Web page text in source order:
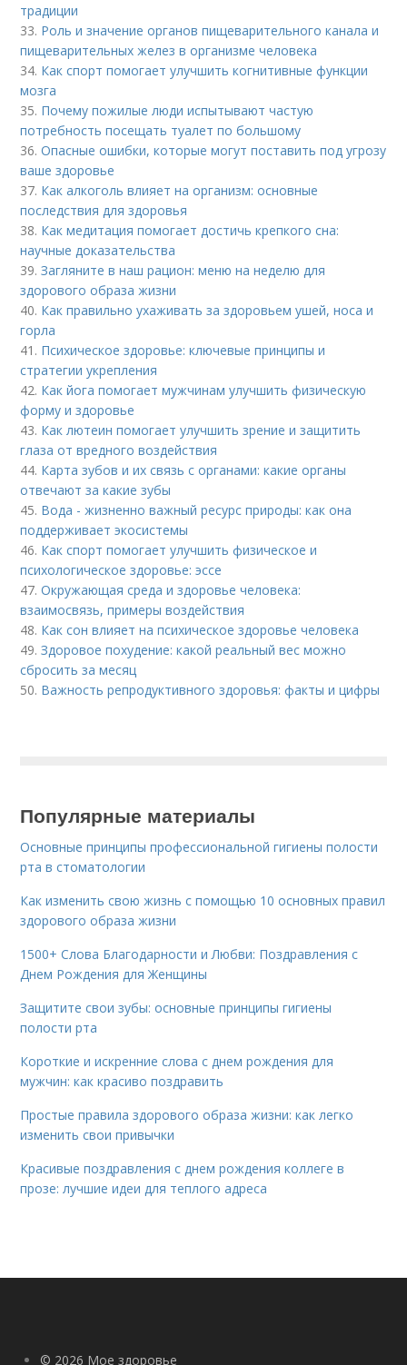
традиции
33. Роль и значение органов пищеварительного канала и
пищеварительных желез в организме человека
34. Как спорт помогает улучшить когнитивные функции
мозга
35. Почему пожилые люди испытывают частую
потребность посещать туалет по большому
36.Опасные ошибки, которые могут поставить под угрозу
ваше здоровье
37. Как алкоголь влияет на организм: основные
последствия для здоровья
38. Как медитация помогает достичь крепкого сна:
научные доказательства
39.Загляните в наш рацион: меню на неделю для
здорового образа жизни
40. Как правильно ухаживать за здоровьем ушей, носа и
горла
41. Психическое здоровье: ключевые принципы и
стратегии укрепления
42. Как йога помогает мужчинам улучшить физическую
форму и здоровье
43. Как лютеин помогает улучшить зрение и защитить
глаза от вредного воздействия
44. Карта зубов и их связь с органами: какие органы
отвечают за какие зубы
45. Вода - жизненно важный ресурс природы: как она
поддерживает экосистемы
46. Как спорт помогает улучшить физическое и
психологическое здоровье: эссе
47.Окружающая среда и здоровье человека:
взаимосвязь, примеры воздействия
48. Как сон влияет на психическое здоровье человека
49.Здоровое похудение: какой реальный вес можно
сбросить за месяц
50. Важность репродуктивного здоровья: факты и цифры
Популярные материалы
Основные принципы профессиональной гигиены полости
рта в стоматологии
Как изменить свою жизнь с помощью 10 основных правил
здорового образа жизни
1500+ Слова Благодарности и Любви: Поздравления с
Днем Рождения для Женщины
Защитите свои зубы: основные принципы гигиены
полости рта
Короткие и искренние слова с днем рождения для
мужчин: как красиво поздравить
Простые правила здорового образа жизни: как легко
изменить свои привычки
Красивые поздравления с днем рождения коллеге в
прозе: лучшие идеи для теплого адреса
© 2026 Мое здоровье